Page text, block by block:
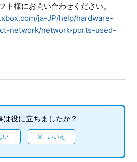
如く０ 誓いの場所 Director's Cut】
写真を、動画サイト／SNS等で公開
、何かコツはありませんか
き継ぎにて、引き継がれる要素と引
ト様にお問い合わせください。
ja-JP/help/hardware-
network/network-ports-used-
は役に立ちましたか？